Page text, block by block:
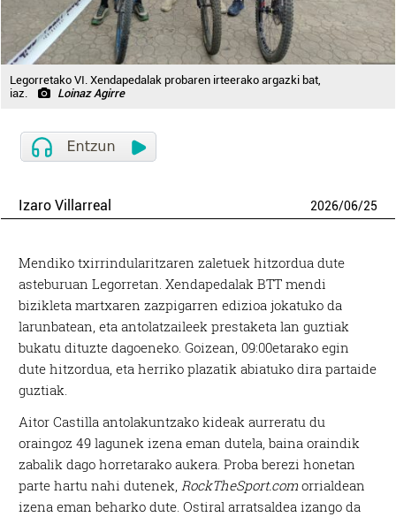
Legorretako VI. Xendapedalak probaren irteerako argazki bat,
iaz.
Loinaz Agirre
Izaro Villarreal 2026/06/25
Mendiko txirrindularitzaren zaletuek hitzordua dute
asteburuan Legorretan. Xendapedalak BTT mendi
bizikleta martxaren zazpigarren edizioa jokatuko da
larunbatean, eta antolatzaileek prestaketa lan guztiak
bukatu dituzte dagoeneko. Goizean, 09:00etarako egin
dute hitzordua, eta herriko plazatik abiatuko dira partaide
guztiak.
Aitor Castilla antolakuntzako kideak aurreratu du
oraingoz 49 lagunek izena eman dutela, baina oraindik
zabalik dago horretarako aukera. Proba berezi honetan
parte hartu nahi dutenek,RockTheSport.com orrialdean
izena eman beharko dute. Ostiral arratsaldea izango da